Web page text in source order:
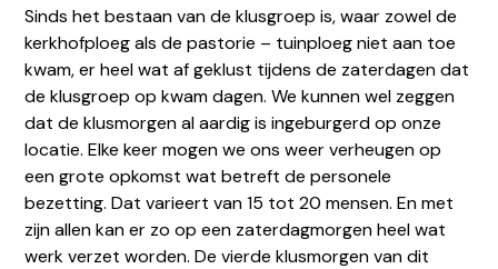
locatiejoure@dechristoffel.nl
Sinds het bestaan van de klusgroep is, waar zowel de
kerkhofploeg als de pastorie – tuinploeg niet aan toe
kwam, er heel wat af geklust tijdens de zaterdagen dat
de klusgroep op kwam dagen. We kunnen wel zeggen
dat de klusmorgen al aardig is ingeburgerd op onze
locatie. Elke keer mogen we ons weer verheugen op
een grote opkomst wat betreft de personele
bezetting. Dat varieert van 15 tot 20 mensen. En met
zijn allen kan er zo op een zaterdagmorgen heel wat
werk verzet worden. De vierde klusmorgen van dit